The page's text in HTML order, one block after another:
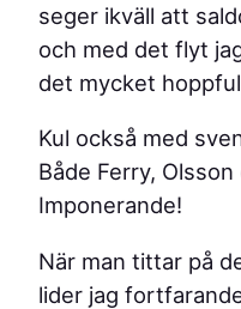
seger ikväll att
och med det flyt
det mycket
Kul också med
Både Ferry,
Imponerande!
När man tittar på
lider jag